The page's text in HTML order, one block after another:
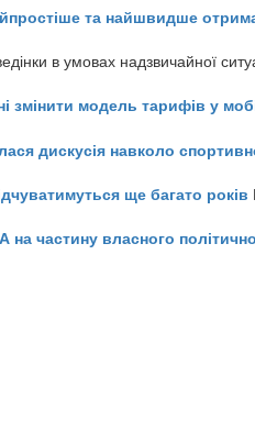
та найшвидше
в умовах надзвичайної
змінити модель тарифів у
дискусія навколо
ще багато років
частину власного